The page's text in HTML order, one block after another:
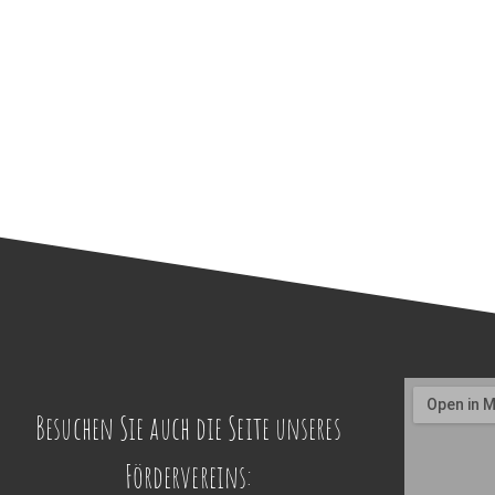
Besuchen Sie auch die Seite unseres
Fördervereins: